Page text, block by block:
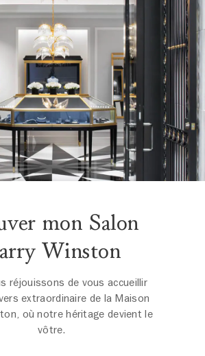
mon Salon
Winston
réjouissons de vous accueillir
extraordinaire de la Maison
où notre héritage devient le
vôtre.